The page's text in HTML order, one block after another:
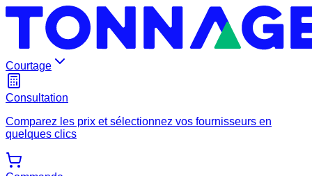
Courtage
Consultation
Comparez les prix et sélectionnez vos fournisseurs en
quelques clics